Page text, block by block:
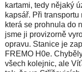
kartami, tedy nějaký
kapsář. Při
která se prohnula do
jsme ji provizorně
opravu. Stanice je
FREMO H0e.
všech kolejnic, ale